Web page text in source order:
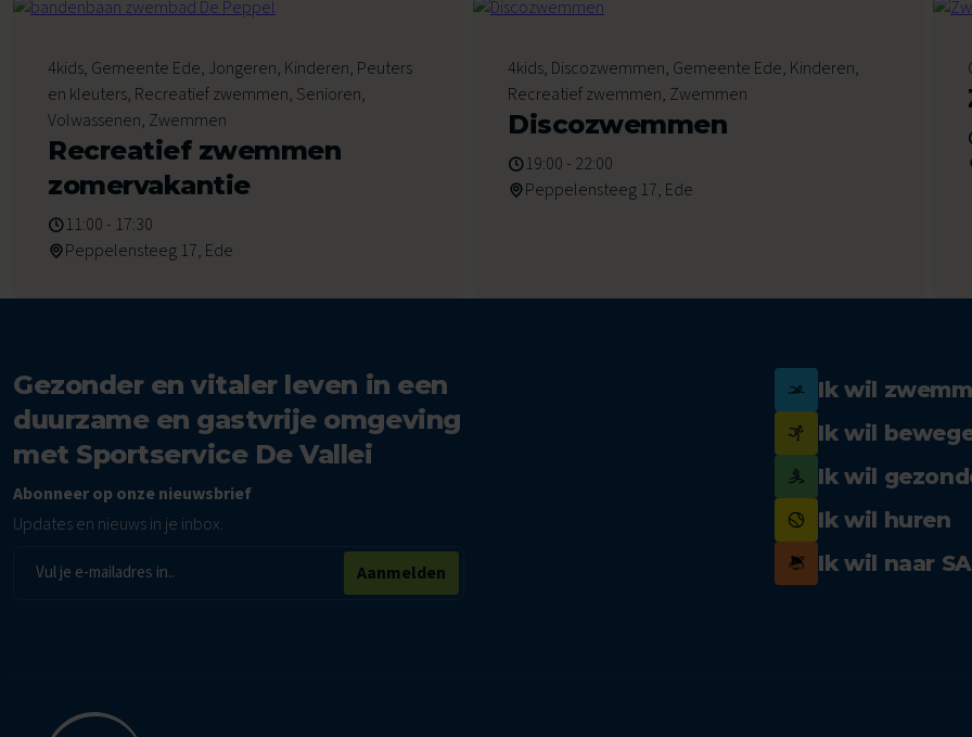
7
Augustus 2026
4kids, Gemeente Ede, Jongeren, Kinderen, Peuters
en kleuters, Recreatief zwemmen, Senioren,
Volwassenen, Zwemmen
Recreatief zwemmen
zomervakantie
11:00 - 17:30
Peppelensteeg 17, Ede
7
Augustus 2026
4kids, Discozwemmen, Gemeente Ede, Kinderen,
Recreatief zwemmen, Zwemmen
Discozwemmen
19:00 - 22:00
Peppelensteeg 17, Ede
Gezonder en vitaler leven in een
duurzame en gastvrije omgeving
met Sportservice De Vallei
Abonneer op onze nieuwsbrief
Updates en nieuws in je inbox.
E-
mailadres
Aanmelden
Ik wil
Ik wil
Ik wil
Ik wil huren
Ik wil naar